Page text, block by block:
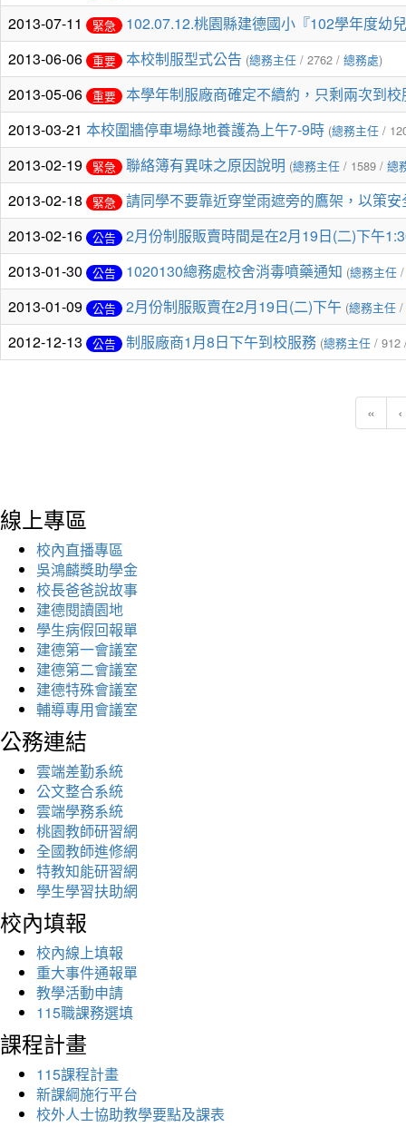
2013-07-11 緊急
102.07.12.桃園縣建德國小『102學年度幼
2013-06-06 重要 本校制服型式公告 (總務主任 / 2762 / 總務處)
2013-05-06 重要
本學年制服廠商確定不續約，只剩兩次到
2013-03-21 本校圍牆停車場綠地養護為上午7-9時 (總務主任 /
2013-02-19 緊急 聯絡簿有異味之原因說明 (總務主任 / 1589 / 總
2013-02-18 緊急
請同學不要靠近穿堂雨遮旁的鷹架，以策安
2013-02-16 公告
2月份制服販賣時間是在2月19日(二)下午
2013-01-30
公告 1020130總務處校舍消毒噴藥通知 (總務主任
2013-01-09 公告 2月份制服販賣在2月19日(二)下午 (總務主任 /
2012-12-13 公告 制服廠商1月8日下午到校服務 (總務主任 /
« ‹
線上專區
校內直播專區
吳鴻麟獎助學金
校長爸爸說故事
建德閱讀園地
學生病假回報單
建德第一會議室
建德第二會議室
建德特殊會議室
輔導專用會議室
公務連結
雲端差勤系統
公文整合系統
雲端學務系統
桃園教師研習網
全國教師進修網
特教知能研習網
學生學習扶助網
校內填報
校內線上填報
重大事件通報單
教學活動申請
115職課務選填
課程計畫
115課程計畫
新課綱施行平台
校外人士協助教學要點及課表